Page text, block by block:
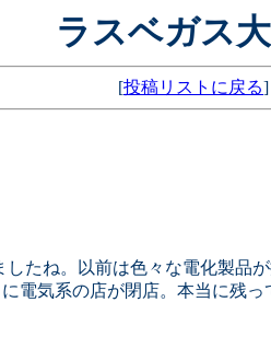
ラスベガス
[投稿リストに戻る
たね。以前は色々な電化製品
に電気系の店が閉店。本当に